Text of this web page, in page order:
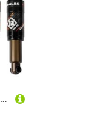
HEZHANG Fahrrad DäMpfer 1 Stück Fahrraddruckstoßdämpfer MTB Teile Ölfeder Stoßdämpfer Größe 120 125 150 165 19 0mm for Bike/Scooter(150mm 750 LBS)